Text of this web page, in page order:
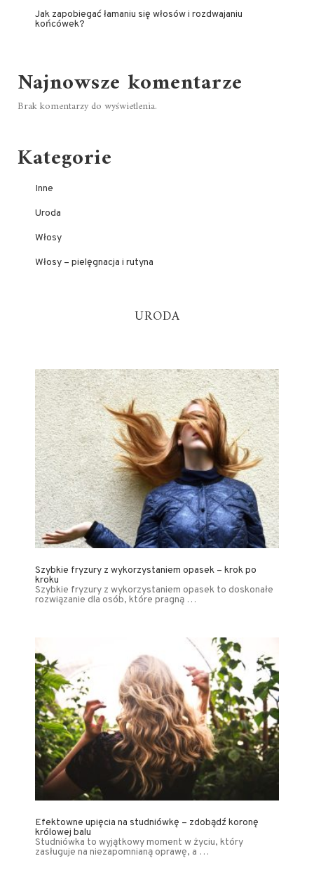
Jak zapobiegać łamaniu się włosów i rozdwajaniu
końcówek?
Najnowsze komentarze
Brak komentarzy do wyświetlenia.
Kategorie
Inne
Uroda
Włosy
Włosy – pielęgnacja i rutyna
URODA
Szybkie fryzury z wykorzystaniem opasek – krok po
kroku
Szybkie fryzury z wykorzystaniem opasek to doskonałe
rozwiązanie dla osób, które pragną …
Efektowne upięcia na studniówkę – zdobądź koronę
królowej balu
Studniówka to wyjątkowy moment w życiu, który
zasługuje na niezapomnianą oprawę, a …